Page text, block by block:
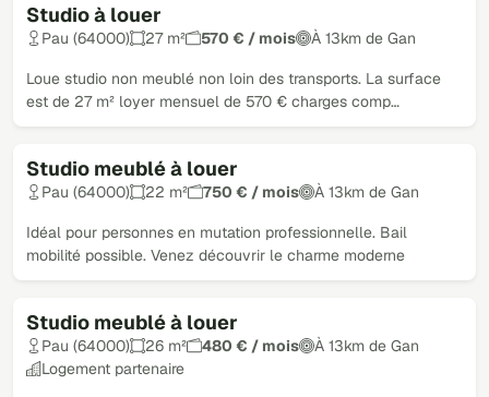
Studio à louer
Pau (64000) 27 m² 570 € / mois À 13km de Gan
Loue studio non meublé non loin des transports. La surface
est de 27 m² loyer mensuel de 570 € charges comp…
Studio meublé à louer
Pau (64000) 22 m² 750 € / mois À 13km de Gan
Idéal pour personnes en mutation professionnelle. Bail
mobilité possible. Venez découvrir le charme moderne
Studio meublé à louer
Pau (64000) 26 m² 480 € / mois
À 13km de Gan
Logement partenaire